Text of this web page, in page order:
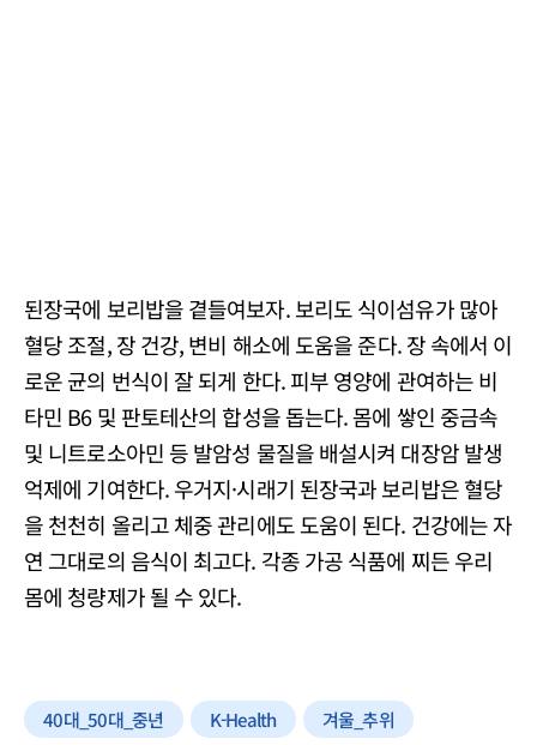
된장국에 보리밥을 곁들여보자. 보리도 식이섬유가 많아
혈당 조절, 장 건강, 변비 해소에 도움을 준다. 장 속에서 이
로운 균의 번식이 잘 되게 한다. 피부 영양에 관여하는 비
타민 B6 및 판토테산의 합성을 돕는다. 몸에 쌓인 중금속
및 니트로소아민 등 발암성 물질을 배설시켜 대장암 발생
억제에 기여한다. 우거지·시래기 된장국과 보리밥은 혈당
을 천천히 올리고 체중 관리에도 도움이 된다. 건강에는 자
연 그대로의 음식이 최고다. 각종 가공 식품에 찌든 우리
몸에 청량제가 될 수 있다.
40대_50대_중년 K-Health 겨울_추위